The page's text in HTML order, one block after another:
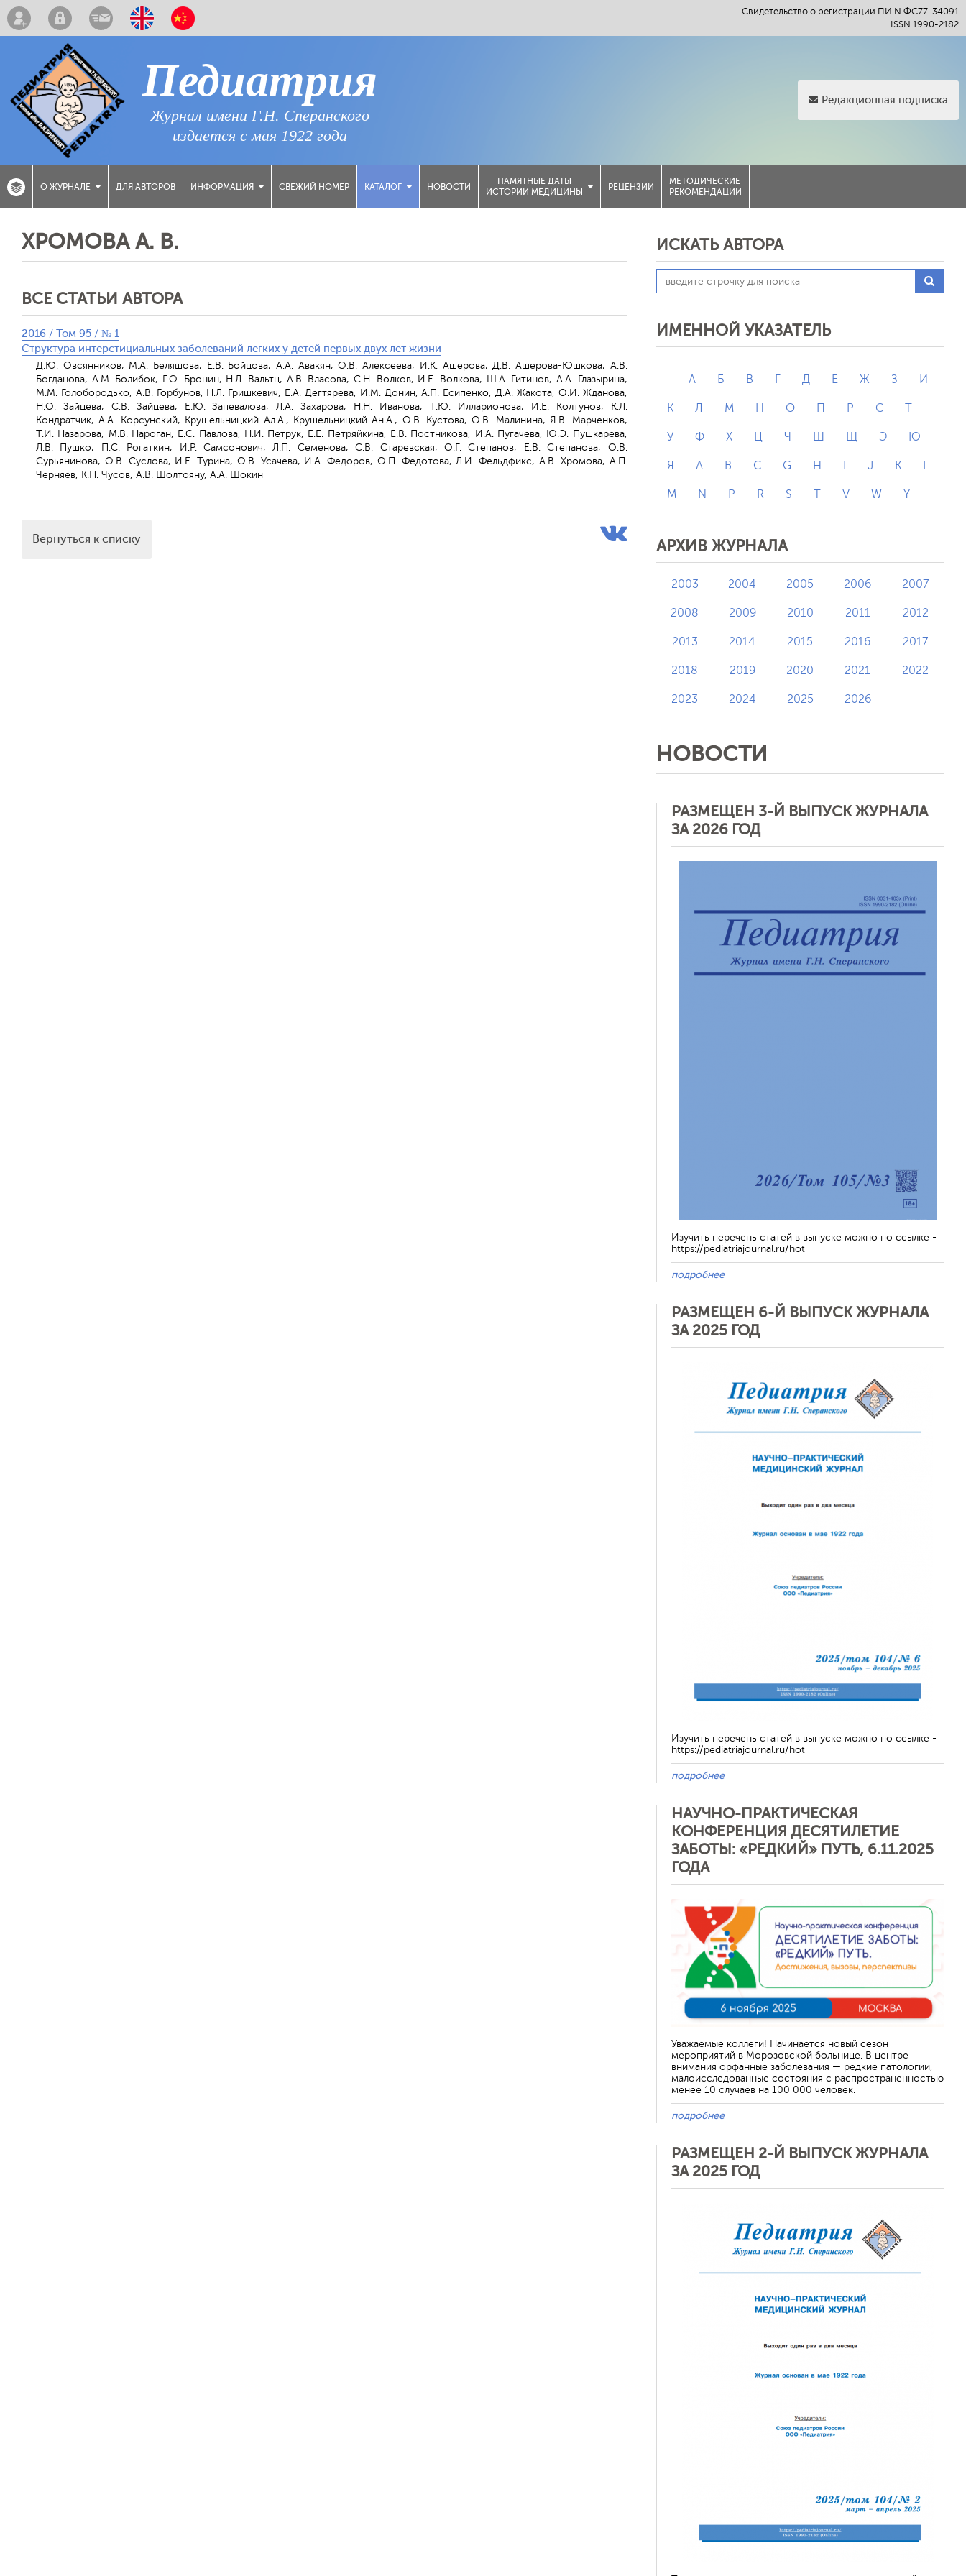
Свидетельство о регистрации ПИ N ФС77-34091
ISSN 1990-2182
Педиатрия
Журнал имени Г.Н. Сперанского
издается с мая 1922 года
Редакционная подписка
О ЖУРНАЛЕ ДЛЯ АВТОРОВ ИНФОРМАЦИЯ СВЕЖИЙ НОМЕР КАТАЛОГ НОВОСТИ
ПАМЯТНЫЕ ДАТЫ
ИСТОРИИ МЕДИЦИНЫ
РЕЦЕНЗИИ
МЕТОДИЧЕСКИЕ
РЕКОМЕНДАЦИИ
ХРОМОВА А. В.
ВСЕ СТАТЬИ АВТОРА
2016 / Том 95 / № 1
Структура интерстициальных заболеваний легких у детей первых двух лет жизни
Д.Ю. Овсянников, М.А. Беляшова, Е.В. Бойцова, А.А. Авакян, О.В. Алексеева, И.К. Ашерова, Д.В. Ашерова-Юшкова, А.В.
Богданова, А.М. Болибок, Г.О. Бронин, Н.Л. Вальтц, А.В. Власова, С.Н. Волков, И.Е. Волкова, Ш.А. Гитинов, А.А. Глазырина,
М.М. Голобородько, А.В. Горбунов, Н.Л. Гришкевич, Е.А. Дегтярева, И.М. Донин, А.П. Есипенко, Д.А. Жакота, О.И. Жданова,
Н.О. Зайцева, С.В. Зайцева, Е.Ю. Запевалова, Л.А. Захарова, Н.Н. Иванова, Т.Ю. Илларионова, И.Е. Колтунов, К.Л.
Кондратчик, А.А. Корсунский, Крушельницкий Ал.А., Крушельницкий Ан.А., О.В. Кустова, О.В. Малинина, Я.В. Марченков,
Т.И. Назарова, М.В. Нароган, Е.С. Павлова, Н.И. Петрук, Е.Е. Петряйкина, Е.В. Постникова, И.А. Пугачева, Ю.Э. Пушкарева,
Л.В. Пушко, П.С. Рогаткин, И.Р. Самсонович, Л.П. Семенова, С.В. Старевская, О.Г. Степанов, Е.В. Степанова, О.В.
Сурьянинова, О.В. Суслова, И.Е. Турина, О.В. Усачева, И.А. Федоров, О.П. Федотова, Л.И. Фельдфикс, А.В. Хромова, А.П.
Черняев, К.П. Чусов, А.В. Шолтояну, А.А. Шокин
Вернуться к списку
ИСКАТЬ АВТОРА
ИМЕННОЙ УКАЗАТЕЛЬ
А Б В Г Д Е Ж З И
К Л М Н О П Р С Т
У Ф Х Ц Ч Ш Щ Э Ю
Я A B C G H J K L
M N P R S T V W Y
АРХИВ ЖУРНАЛА
2003 2004 2005 2006 2007
2008 2009 2010 2011 2012
2013 2014 2015 2016 2017
2018 2019 2020 2021 2022
2023 2024 2025 2026
НОВОСТИ
РАЗМЕЩЕН 3-Й ВЫПУСК ЖУРНАЛА
ЗА 2026 ГОД
Изучить перечень статей в выпуске можно по ссылке -
https://pediatriajournal.ru/hot
подробнее
РАЗМЕЩЕН 6-Й ВЫПУСК ЖУРНАЛА
ЗА 2025 ГОД
Изучить перечень статей в выпуске можно по ссылке -
https://pediatriajournal.ru/hot
подробнее
НАУЧНО-ПРАКТИЧЕСКАЯ
КОНФЕРЕНЦИЯ ДЕСЯТИЛЕТИЕ
ЗАБОТЫ: «РЕДКИЙ» ПУТЬ, 6.11.2025
ГОДА
Уважаемые коллеги! Начинается новый сезон
мероприятий в Морозовской больнице. В центре
внимания орфанные заболевания — редкие патологии,
малоисследованные состояния с распространенностью
менее 10 случаев на 100 000 человек.
подробнее
РАЗМЕЩЕН 2-Й ВЫПУСК ЖУРНАЛА
ЗА 2025 ГОД
Отменить